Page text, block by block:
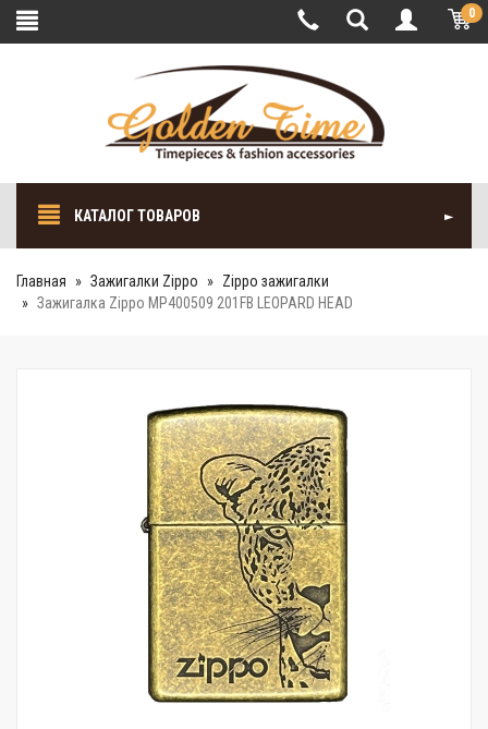
0
КАТАЛОГ ТОВАРОВ
Главная Зажигалки Zippo
Zippo зажигалки
Зажигалка Zippo MP400509 201FB LEOPARD HEAD